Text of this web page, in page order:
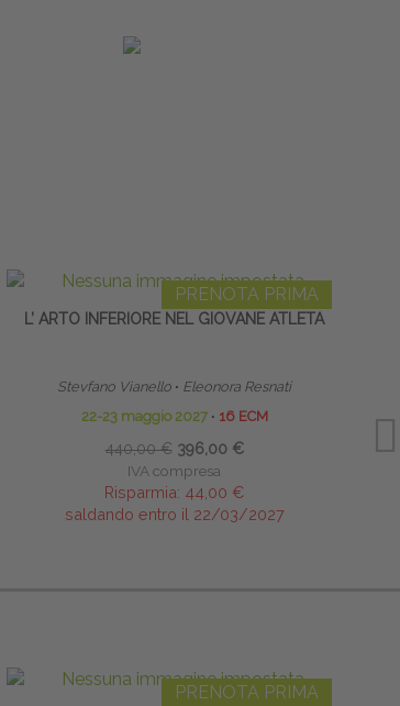
PRENOTA PRIMA
L’ ARTO INFERIORE NEL GIOVANE ATLETA
Stevfano Vianello ∙ Eleonora Resnati
22-23 maggio 2027 ∙ 16 ECM
440,00 € 396,00 €
IVA compresa
Risparmia: 44,00 €
saldando entro il 22/03/2027
PRENOTA PRIMA